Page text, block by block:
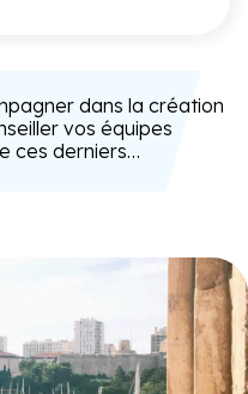
dans la création
vos équipes
ces derniers…